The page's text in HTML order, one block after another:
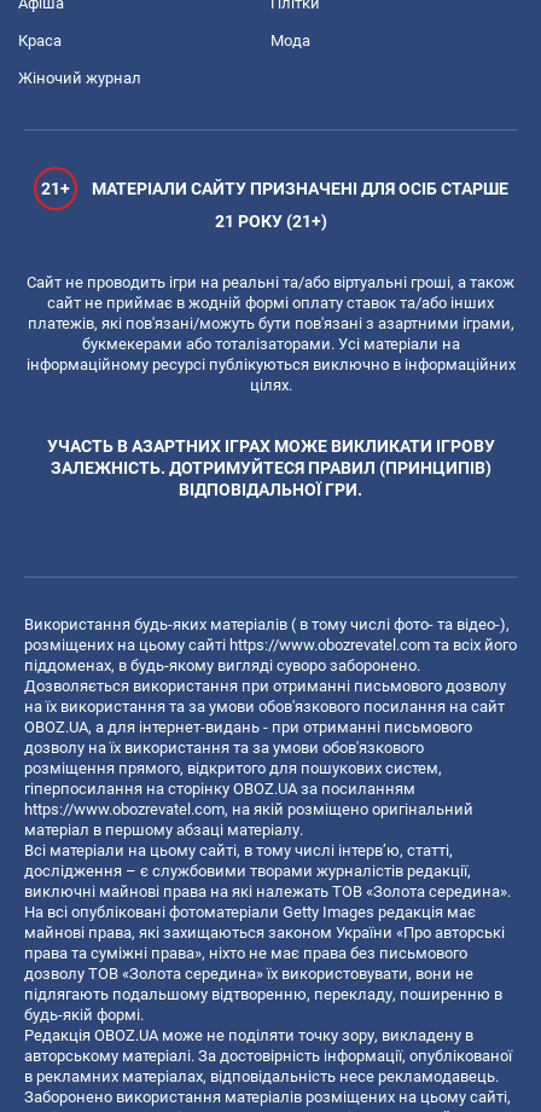
Краса Мода
Жіночий журнал
21+
МАТЕРІАЛИ САЙТУ ПРИЗНАЧЕНІ ДЛЯ ОСІБ СТАРШЕ
21 РОКУ (21+)
Сайт не проводить ігри на реальні та/або віртуальні гроші, а також
сайт не приймає в жодній формі оплату ставок та/або інших
платежів, які пов'язані/можуть бути пов'язані з азартними іграми,
букмекерами або тоталізаторами. Усі матеріали на
інформаційному ресурсі публікуються виключно в інформаційних
цілях.
УЧАСТЬ В АЗАРТНИХ ІГРАХ МОЖЕ ВИКЛИКАТИ ІГРОВУ
ЗАЛЕЖНІСТЬ. ДОТРИМУЙТЕСЯ ПРАВИЛ (ПРИНЦИПІВ)
ВІДПОВІДАЛЬНОЇ ГРИ.
Використання будь-яких матеріалів ( в тому числі фото- та відео-),
розміщених на цьому сайті https://www.obozrevatel.com та всіх його
піддоменах, в будь-якому вигляді суворо заборонено.
Дозволяється використання при отриманні письмового дозволу
на їх використання та за умови обов'язкового посилання на сайт
OBOZ.UA, а для інтернет-видань - при отриманні письмового
дозволу на їх використання та за умови обов'язкового
розміщення прямого, відкритого для пошукових систем,
гіперпосилання на сторінку OBOZ.UA за посиланням
https://www.obozrevatel.com, на якій розміщено оригінальний
матеріал в першому абзаці матеріалу.
Всі матеріали на цьому сайті, в тому числі інтерв’ю, статті,
дослідження – є службовими творами журналістів редакції,
виключні майнові права на які належать ТОВ «Золота середина».
На всі опубліковані фотоматеріали Getty Images редакція має
майнові права, які захищаються законом України «Про авторські
права та суміжні права», ніхто не має права без письмового
дозволу ТОВ «Золота середина» їх використовувати, вони не
підлягають подальшому відтворенню, перекладу, поширенню в
будь-якій формі.
Редакція OBOZ.UA може не поділяти точку зору, викладену в
авторському матеріалі. За достовірність інформації, опублікованої
в рекламних матеріалах, відповідальність несе рекламодавець.
Заборонено використання матеріалів розміщених на цьому сайті,